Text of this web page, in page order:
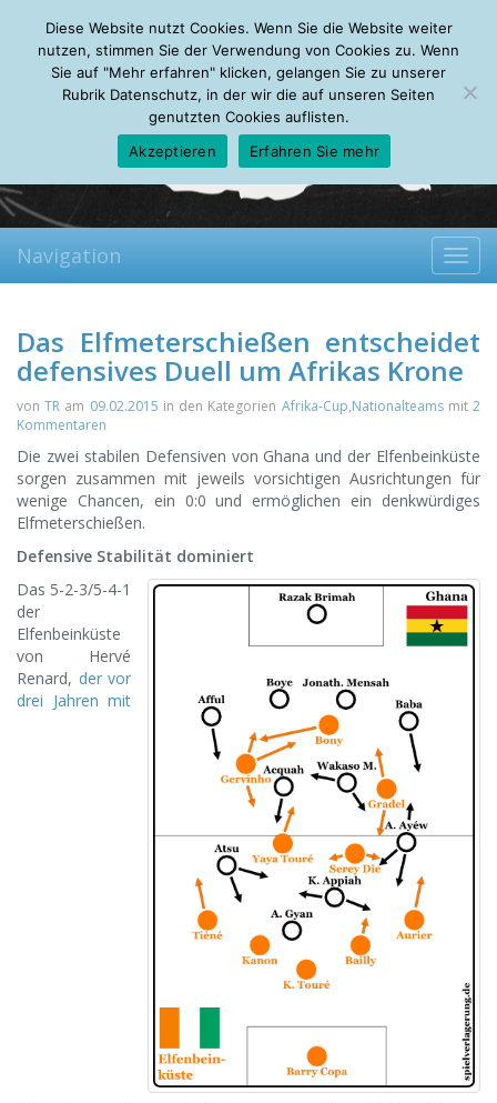
Friday, 07.08.2026
Mein Account
About Autoren Leseempfehlungen FAQ
Navigation
Das Elfmeterschießen entscheidet
defensives Duell um Afrikas Krone
vonTR am 09.02.2015 in den Kategorien Afrika-Cup,Nationalteamsmit2
Kommentaren
Die zwei stabilen Defensiven von Ghana und der Elfenbeinküste
sorgen zusammen mit jeweils vorsichtigen Ausrichtungen für
wenige Chancen, ein 0:0 und ermöglichen ein denkwürdiges
Elfmeterschießen.
Defensive Stabilität dominiert
Das 5-2-3/5-4-1
der
Elfenbeinküste
von Hervé
Renard, der vor
drei Jahren mit
Diese Website nutzt Cookies. Wenn Sie die Website weiter
nutzen, stimmen Sie der Verwendung von Cookies zu. Wenn
Sie auf "Mehr erfahren" klicken, gelangen Sie zu unserer
Rubrik Datenschutz, in der wir die auf unseren Seiten
genutzten Cookies auflisten.
Akzeptieren
Erfahren Sie mehr